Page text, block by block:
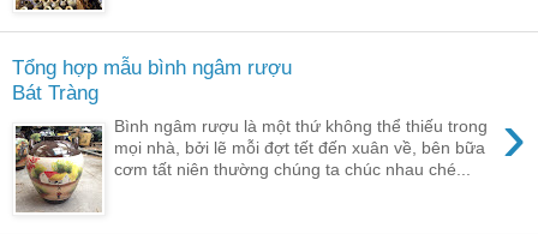
Tổng hợp mẫu bình ngâm rượu
Bát Tràng
›
Bình ngâm rượu là một thứ không thể thiếu trong
mọi nhà, bởi lẽ mỗi đợt tết đến xuân về, bên bữa
cơm tất niên thường chúng ta chúc nhau ché...